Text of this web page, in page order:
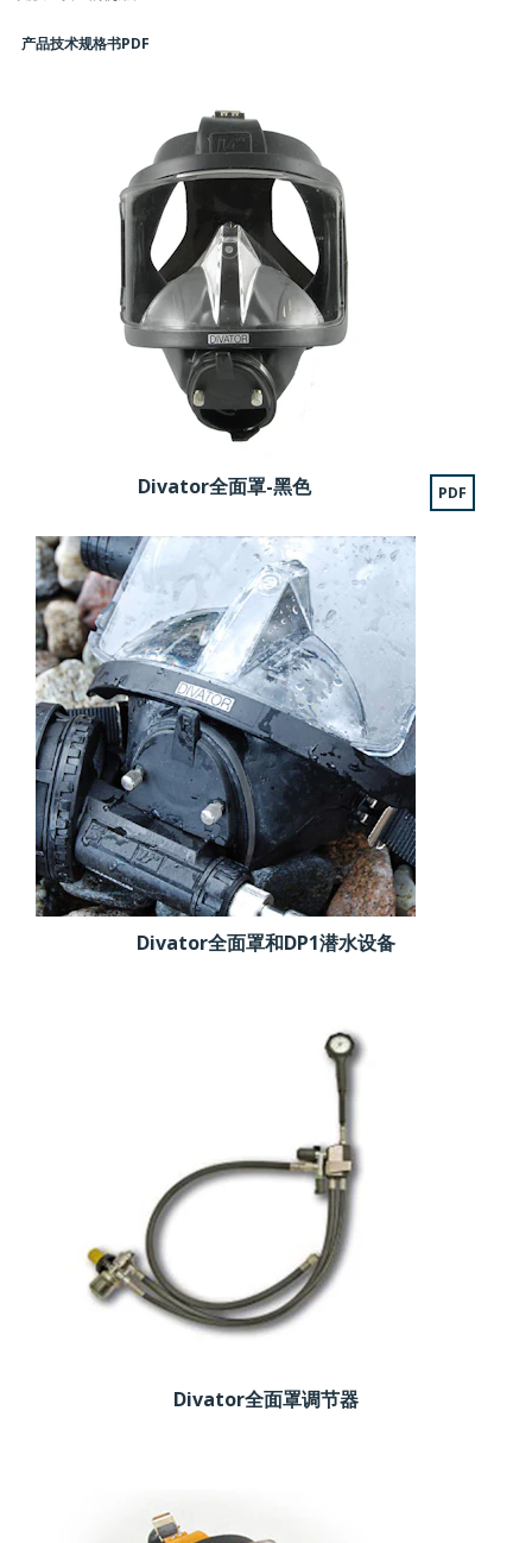
产品技术规格书PDF
Divator全面罩-黑色 PDF
Divator全面罩和DP1潜水设备
Divator全面罩调节器